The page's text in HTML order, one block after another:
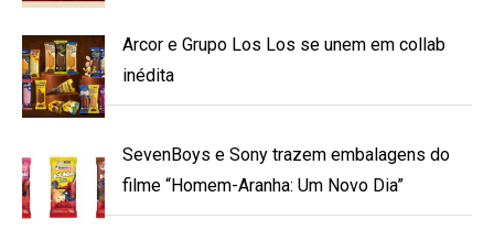
Arcor e Grupo Los Los se unem em collab
inédita
SevenBoys e Sony trazem embalagens do
filme “Homem-Aranha: Um Novo Dia”